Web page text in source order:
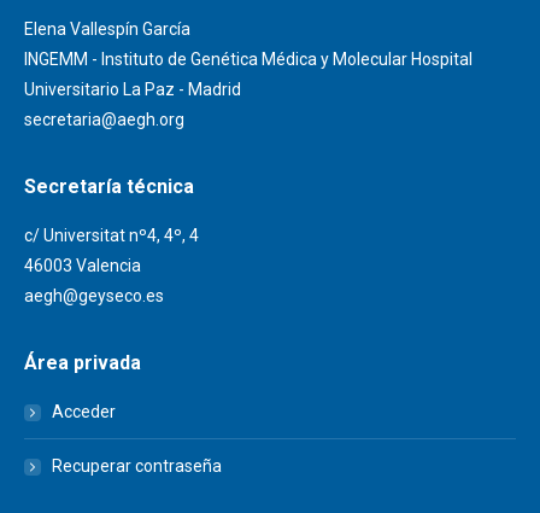
Elena Vallespín García
INGEMM - Instituto de Genética Médica y Molecular Hospital
Universitario La Paz - Madrid
secretaria@aegh.org
Secretaría técnica
c/ Universitat nº4, 4º, 4
46003 Valencia
aegh@geyseco.es
Área privada
Acceder
Recuperar contraseña